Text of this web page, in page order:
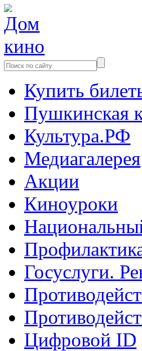
Купить
Пушкинская
Культура.РФ
Медиагалерея
Акции
Киноуроки
Госуслуги.
Цифровой ID